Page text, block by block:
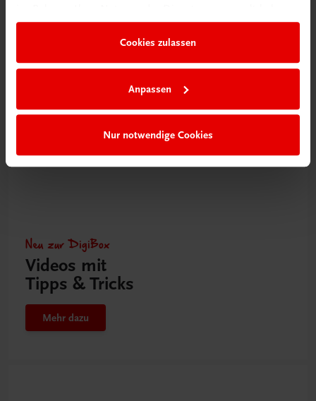
Cookies zulassen
Anpassen
Nur notwendige Cookies
Neu zur DigiBox
Videos mit
Tipps & Tricks
Mehr dazu